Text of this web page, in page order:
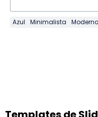
Azul Minimalista Moderno